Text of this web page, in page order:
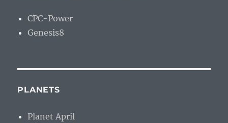
CPC-Power
Genesis8
PLANETS
Planet April